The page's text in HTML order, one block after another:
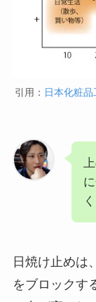
引用： 日本化粧
日焼け止めは
をブロックす